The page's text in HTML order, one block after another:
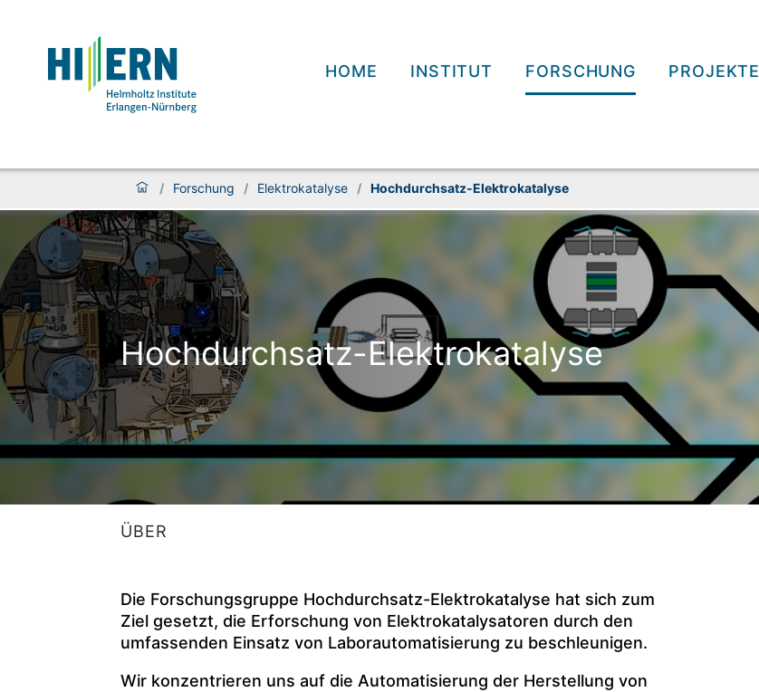
HOME INSTITUT FORSCHUNG PROJEKTE
/ Forschung / Elektro­katalyse / Hoch­durch­satz-Elektrokatalyse
Hoch­durch­satz-Elektrokatalyse
ÜBER
Die Forschungsgruppe Hochdurchsatz-Elektrokatalyse hat sich zum
Ziel gesetzt, die Erforschung von Elektrokatalysatoren durch den
umfassenden Einsatz von Laborautomatisierung zu beschleunigen.
Wir konzentrieren uns auf die Automatisierung der Herstellung von